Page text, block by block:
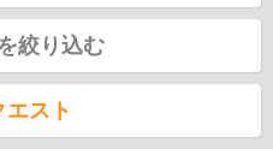
絞り込む
スト